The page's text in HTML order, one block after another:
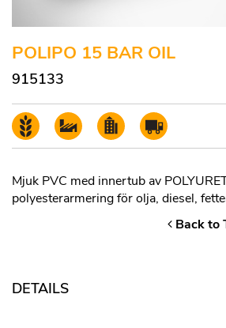
POLIPO 15 BAR OIL
915133
Mjuk PVC med innertub av
polyesterarmering för olja, diesel,
Back to
DETAILS